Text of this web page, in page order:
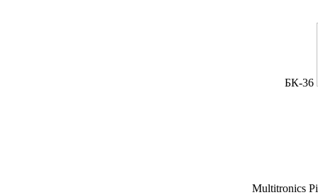
БК-36
Multitronics